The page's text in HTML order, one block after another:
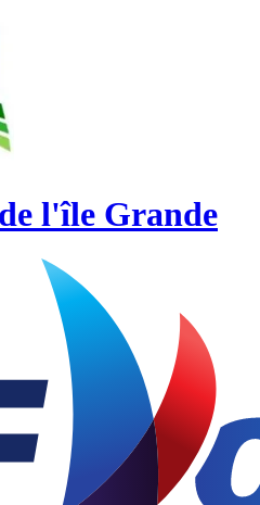
l'île Grande